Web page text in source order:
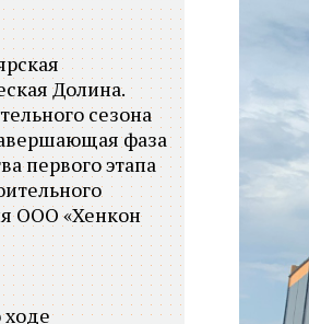
Долина.
сезона
фаза
первого этапа
ООО «Хенкон
ходе